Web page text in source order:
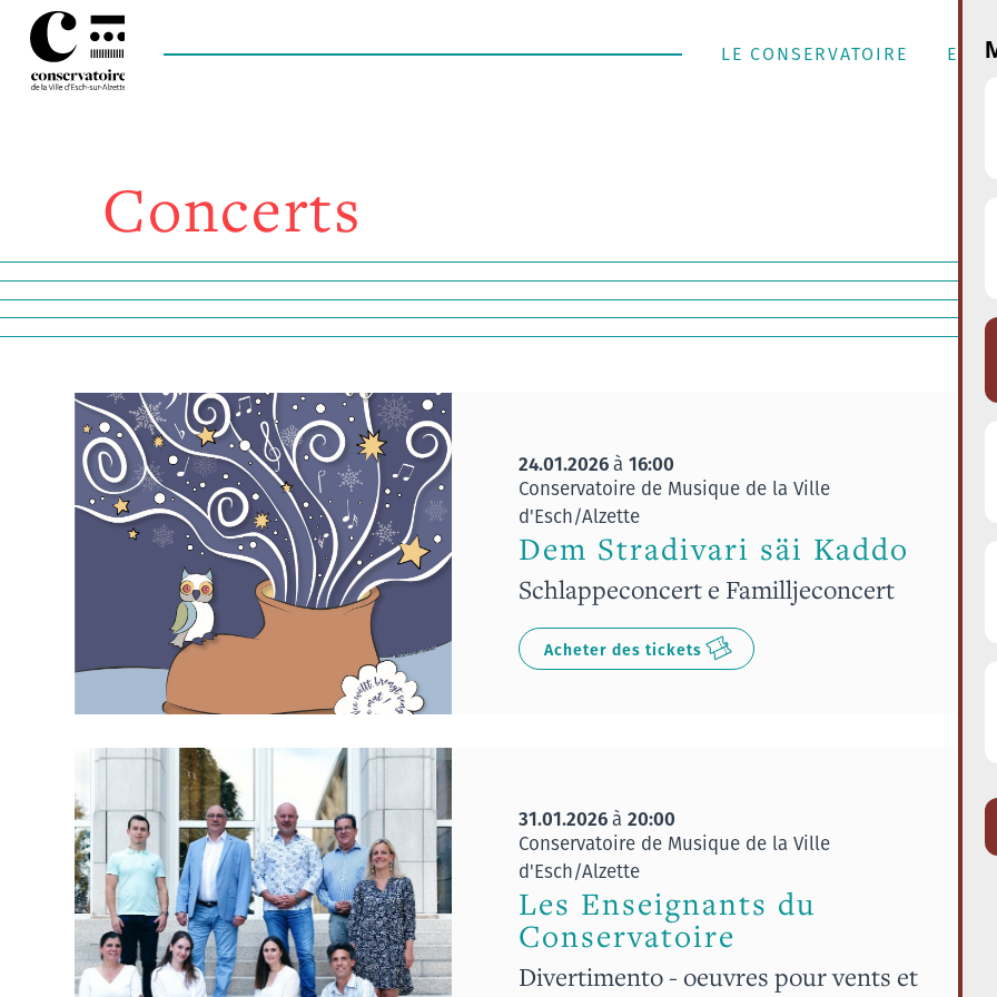
LE CONSERVATOIRE
Concerts
24.01.2026à 16:00
Conservatoire de Musique de la Ville
d'Esch/Alzette
Dem Stradivari säi Kaddo
Schlappeconcert e Familljeconcert
Acheter des tickets
31.01.2026à 20:00
Conservatoire de Musique de la Ville
d'Esch/Alzette
Les Enseignants du
Conservatoire
Divertimento - oeuvres pour vents et